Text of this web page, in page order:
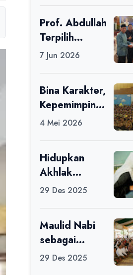
Kabupaten
Ciamis Tahun
2026
Prof. Abdullah
Terpilih
sebagai Ketua
7 Jun 2026
Bina Karakter,
Kepemimpinan
, dan
Ikuti Alfaro
Camp di MAN
1 Darussalam
Ciamis
4 Mei 2026
Hidupkan
Akhlak
melalui Ilmu
29 Des 2025
Maulid Nabi
sebagai
Momentum
29 Des 2025